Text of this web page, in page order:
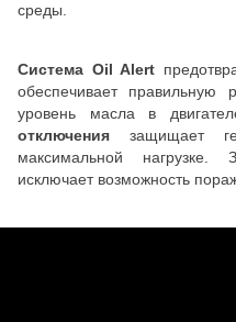
среды.
Система Oil Alert
обеспечивает правильную
уровень масла в
отключениязащищает
максимальной нагрузке.
исключает возможность